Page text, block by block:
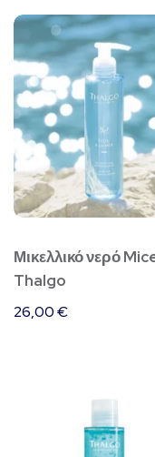
Μικελλικό νερό
Thalgo
26,00€